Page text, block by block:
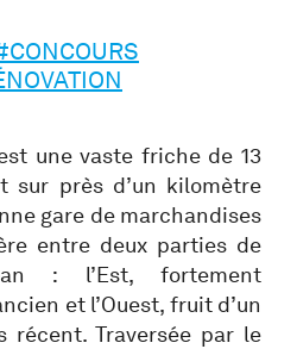
une vaste friche de 13
sur près d’un kilomètre
gare de marchandises
entre deux parties de
: l’Est, fortement
et l’Ouest, fruit d’un
récent. Traversée par le